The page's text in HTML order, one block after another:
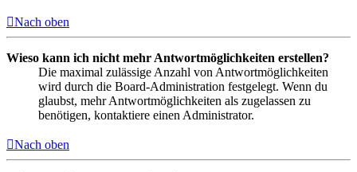
Nach oben
Wieso kann ich nicht mehr Antwortmöglichkeiten erstellen?
Die maximal zulässige Anzahl von Antwortmöglichkeiten
wird durch die Board-Administration festgelegt. Wenn du
glaubst, mehr Antwortmöglichkeiten als zugelassen zu
benötigen, kontaktiere einen Administrator.
Nach oben